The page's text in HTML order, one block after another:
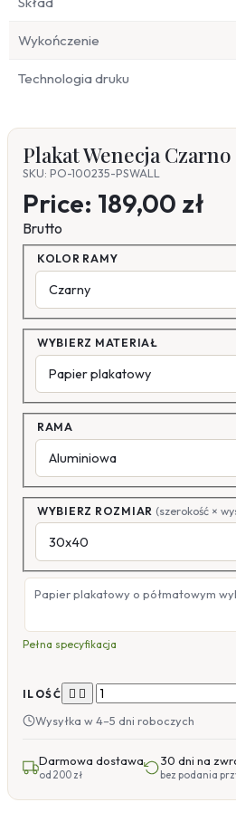
Wykończenie
Technologia druku
Plakat Wenecja
SKU: PO-100235-PSWALL
Price: 189,00 zł
Brutto
KOLOR RAMY
WYBIERZ MATERIAŁ
RAMA
WYBIERZ ROZMIAR (szerokość ×
Papier plakatowy o półmatowym
Pełna specyfikacja
ILOŚĆ  
Wysyłka w 4–5 dni roboczych
Darmowa dostawa
od 200 zł
30 dni na
bez podania